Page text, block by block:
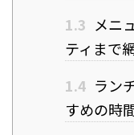
1.3 メニ
ティまで
1.4 ラン
すめの時